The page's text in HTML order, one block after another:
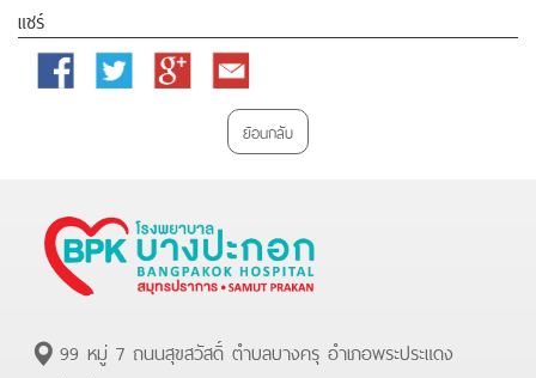
แชร์
Facebook Twitter
Google
Email
ย้อนกลับ
99 หมู่ 7 ถนนสุขสวัสดิ์ ตำบลบางครุ อำเภอพระประแดง